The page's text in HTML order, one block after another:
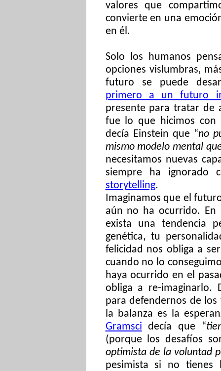
valores que
convierte en una
en él.
Solo los humanos
opciones vislumbras,
futuro se puede
primero a un futuro
presente para tratar de
fue lo que hicimos con
decía Einstein que “no
mismo modelo mental
necesitamos nuevas
siempre ha ignorado
storytelling.
Imaginamos que el
aún no ha ocurrido. En
exista una tendencia
genética, tu
felicidad nos obliga a
cuando no lo
haya ocurrido en el
obliga a re-imaginarlo.
para defendernos de
la balanza es la
Gramsci decía que “
(porque los desafíos
optimista de la voluntad
pesimista si no tienes